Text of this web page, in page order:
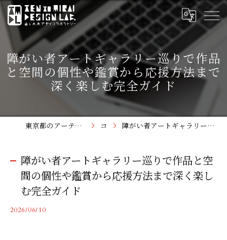
障がい者アートギャラリー巡りで作品
と空間の個性や鑑賞から応援方法まで
深く楽しむ完全ガイド
東京都のアーティスト支援なら点と未来デザインラボラトリー コラム 障がい者アートギャラリー巡りで作品と空間の個性や鑑賞から応援方法まで深く楽しむ完全ガイド
障がい者アートギャラリー巡りで作品と空
間の個性や鑑賞から応援方法まで深く楽し
む完全ガイド
2026/06/10